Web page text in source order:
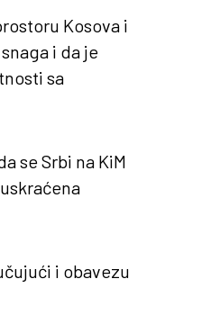
Kosova i
i da je
sa
se Srbi na KiM
i obavezu